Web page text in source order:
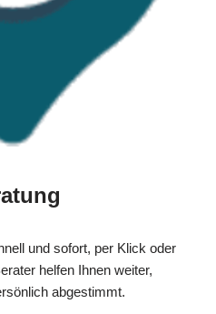
und sofort, per Klick oder
helfen Ihnen weiter,
abgestimmt.